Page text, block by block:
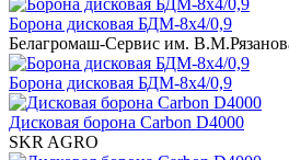
Борона дисковая БДМ-8х4/0,9
Белагромаш-Сервис им.
Борона дисковая БДМ-8х4/0,9
Дисковая борона Carbon D4000
SKR AGRO